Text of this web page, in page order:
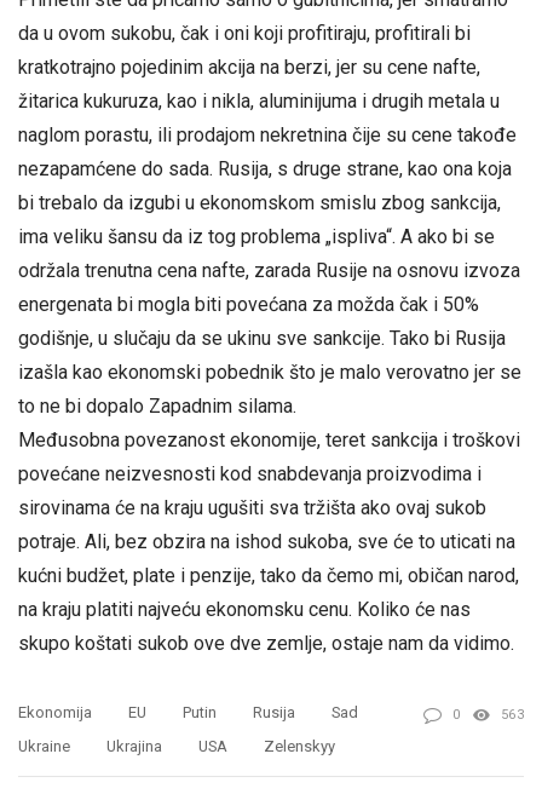
da u ovom sukobu, čak i oni koji profitiraju, profitirali bi
kratkotrajno pojedinim akcija na berzi, jer su cene nafte,
žitarica kukuruza, kao i nikla, aluminijuma i drugih metala u
naglom porastu, ili prodajom nekretnina čije su cene takođe
nezapamćene do sada. Rusija, s druge strane, kao ona koja
bi trebalo da izgubi u ekonomskom smislu zbog sankcija,
ima veliku šansu da iz tog problema „ispliva“. A ako bi se
održala trenutna cena nafte, zarada Rusije na osnovu izvoza
energenata bi mogla biti povećana za možda čak i 50%
godišnje, u slučaju da se ukinu sve sankcije. Tako bi Rusija
izašla kao ekonomski pobednik što je malo verovatno jer se
to ne bi dopalo Zapadnim silama.
Međusobna povezanost ekonomije, teret sankcija i troškovi
povećane neizvesnosti kod snabdevanja proizvodima i
sirovinama će na kraju ugušiti sva tržišta ako ovaj sukob
potraje. Ali, bez obzira na ishod sukoba, sve će to uticati na
kućni budžet, plate i penzije, tako da čemo mi, običan narod,
na kraju platiti najveću ekonomsku cenu. Koliko će nas
skupo koštati sukob ove dve zemlje, ostaje nam da vidimo.
Ekonomija EU Putin Rusija
Sad
Ukraine
Ukrajina USA Zelenskyy
0 563